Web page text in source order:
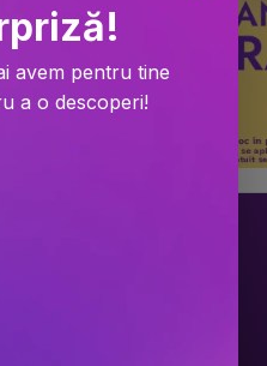
avem pentru tine
a o descoperi!